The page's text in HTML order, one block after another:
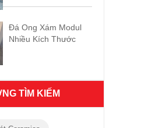
Đá Ong Xám Modul
Nhiều Kích Thước
TÌM KIẾM